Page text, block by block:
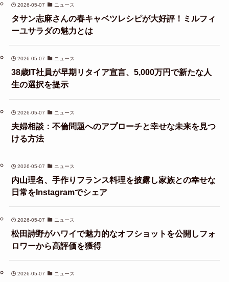
2026-05-07 ニュース
タサン志麻さんの春キャベツレシピが大好評！ミルフィ
ーユサラダの魅力とは
2026-05-07 ニュース
38歳IT社員が早期リタイア宣言、5,000万円で新たな人
生の選択を提示
2026-05-07 ニュース
夫婦相談：不倫問題へのアプローチと幸せな未来を見つ
ける方法
2026-05-07 ニュース
内山理名、手作りフランス料理を披露し家族との幸せな
日常をInstagramでシェア
2026-05-07 ニュース
松田詩野がハワイで魅力的なオフショットを公開しフォ
ロワーから高評価を獲得
2026-05-07 ニュース